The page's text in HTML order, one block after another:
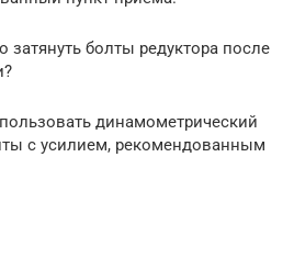
затянуть болты редуктора после
динамометрический
с усилием, рекомендованным